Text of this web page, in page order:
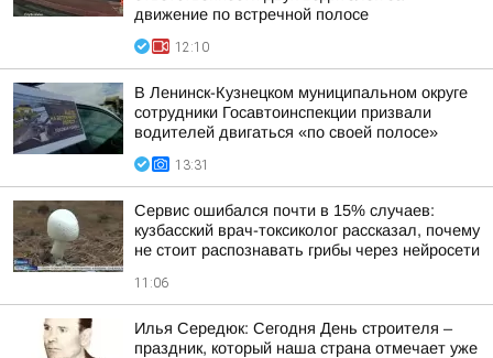
движение по встречной полосе
12:10
В Ленинск-Кузнецком муниципальном округе
сотрудники Госавтоинспекции призвали
водителей двигаться «по своей полосе»
13:31
Сервис ошибался почти в 15% случаев:
кузбасский врач-токсиколог рассказал, почему
не стоит распознавать грибы через нейросети
11:06
Илья Середюк: Сегодня День строителя –
праздник, который наша страна отмечает уже